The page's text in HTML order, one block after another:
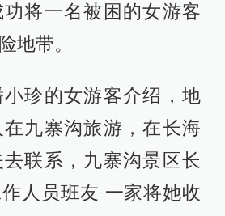
将一名被困的女游客
地带。
珍的女游客介绍，地
九寨沟旅游，在长海
联系，九寨沟景区长
人员班友 一家将她收